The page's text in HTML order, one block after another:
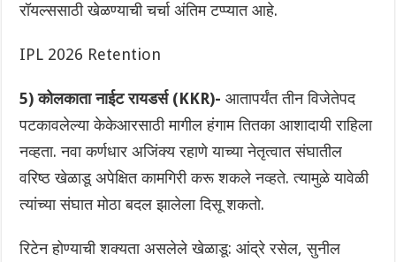
रॉयल्ससाठी खेळण्याची चर्चा अंतिम टप्प्यात आहे.
IPL 2026 Retention
5) कोलकाता नाईट रायडर्स (KKR)- आतापर्यंत तीन विजेतेपद
पटकावलेल्या केकेआरसाठी मागील हंगाम तितका आशादायी राहिला
नव्हता. नवा कर्णधार अजिंक्य रहाणे याच्या नेतृत्वात संघातील
वरिष्ठ खेळाडू अपेक्षित कामगिरी करू शकले नव्हते. त्यामुळे यावेळी
त्यांच्या संघात मोठा बदल झालेला दिसू शकतो.
रिटेन होण्याची शक्यता असलेले खेळाडू: आंद्रे रसेल, सुनील